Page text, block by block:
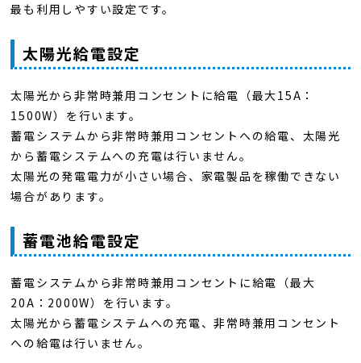
最も利用しやすい設定です。
太陽光給電設定
太陽光から非常時兼用コンセントに給電（最大15A：
1500W）を行います。
蓄電システムから非常時兼用コンセントへの給電、太陽光
から蓄電システムへの充電は行いません。
太陽光の発電電力が小さい場合、家電製品を稼働できない
場合があります。
蓄電池給電設定
蓄電システムから非常時兼用コンセントに給電（最大
20A：2000W）を行います。
太陽光から蓄電システムへの充電、非常時兼用コンセント
への給電は行いません。